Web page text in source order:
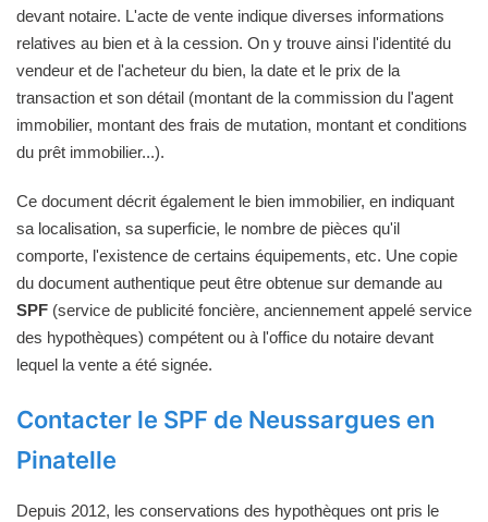
devant notaire. L'acte de vente indique diverses informations
relatives au bien et à la cession. On y trouve ainsi l'identité du
vendeur et de l'acheteur du bien, la date et le prix de la
transaction et son détail (montant de la commission du l'agent
immobilier, montant des frais de mutation, montant et conditions
du prêt immobilier...).
Ce document décrit également le bien immobilier, en indiquant
sa localisation, sa superficie, le nombre de pièces qu'il
comporte, l'existence de certains équipements, etc. Une copie
du document authentique peut être obtenue sur demande au
SPF (service de publicité foncière, anciennement appelé service
des hypothèques) compétent ou à l'office du notaire devant
lequel la vente a été signée.
Contacter le SPF de Neussargues en
Pinatelle
Depuis 2012, les conservations des hypothèques ont pris le